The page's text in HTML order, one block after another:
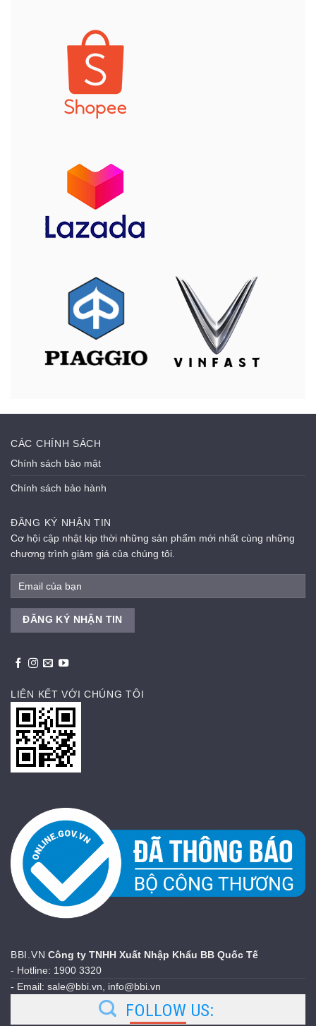
CÁC CHÍNH SÁCH
Chính sách bảo mật
Chính sách bảo hành
ĐĂNG KÝ NHẬN TIN
Cơ hội cập nhật kịp thời những sản phẩm mới nhất cùng những
chương trình giảm giá của chúng tôi.
LIÊN KẾT VỚI CHÚNG TÔI
BBI.VN Công ty TNHH Xuất Nhập Khẩu BB Quốc Tế
- Hotline: 1900 3320
- Email: sale@bbi.vn, info@bbi.vn
FOLLOW US: